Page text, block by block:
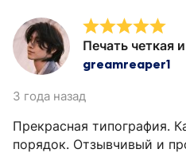
Печать четкая
greamreaper1
3 года назад
Прекрасная типография.
порядок. Отзывчивый и